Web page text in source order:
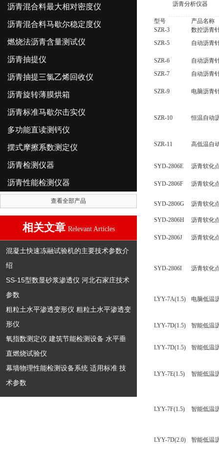
沥青分析仪器
型号
产品
SZR-3
数控沥青
SZR-5
自动沥青
SZR-6
自动沥青
SZR-7
自动沥青
SZR-9 电脑沥青
SZR-10 恒温自动
SZR-11 高低温自
SYD-2806E 沥青软化
SYD-2806F 沥青软化
SYD-2806G 沥青软化
SYD-2806H 沥青软化
SYD-2806J 沥青软化
SYD-2806I 沥青软化
LYY-7A(1.5) 电脑低温
LYY-7D(1.5) 智能低温
LYY-7D(1.5) 智能低温
LYY-7E(1.5) 智能低温
LYY-7F(1.5) 智能低温
LYY-7D(2.0) 智能低温
沥青混合料最大相对密度仪
沥青混合料马歇尔稳定度仪
燃烧法沥青含量测试仪
沥青抽提仪
沥青抽提三氯乙烯回收仪
沥青旋转薄膜烘箱
沥青标准马歇尔击实仪
多功能直读测钙仪
摆式摩擦系数测定仪
沥青检测仪器
沥青性能检测仪器
查看全部产品
相关文章 Relevant Articles
混凝土快速冻融试验机的主要技术参数介
绍
SS-15型数显砂浆渗透仪 河北石家庄技术
参数
粗粒土水平渗透变形仪 粗粒土水平渗透变
形仪
氧指数测定仪 建筑节能检测设备 水平垂
直燃烧试验仪
幕墙物理性能检测设备系统 适用标准 技
术参数